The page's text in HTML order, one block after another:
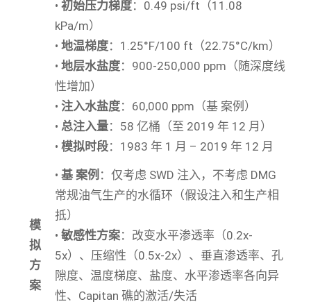
• 初始压力梯度：0.49 psi/ft（11.08
kPa/m）
• 地温梯度：1.25°F/100 ft（22.75°C/km）
• 地层水盐度：900-250,000 ppm（随深度线
性增加）
• 注入水盐度：60,000 ppm（基 案例）
• 总注入量：58 亿桶（至 2019 年 12 月）
• 模拟时段：1983 年 1 月 – 2019 年 12 月
模
拟
方
案
• 基 案例 ：仅考虑 SWD 注入，不考虑 DMG
常规油气生产的水循环（假设注入和生产相
抵）
• 敏感性方案：改变水平渗透率（0.2x-
5x）、压缩性（0.5x-2x）、垂直渗透率、孔
隙度、温度梯度、盐度、水平渗透率各向异
性、Capitan 礁的激活/失活